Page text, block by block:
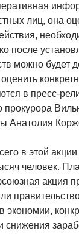
лиц, она
после
можно будет
в пресс-
прокурора
Анатолия
в этой
человек.
акция
правительство
экономии,
снижения